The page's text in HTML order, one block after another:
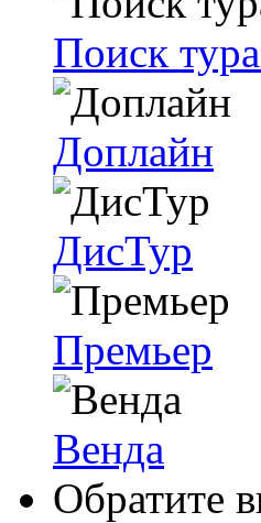
Поиск
Доплайн
ДисТур
Премьер
Венда
Обратите